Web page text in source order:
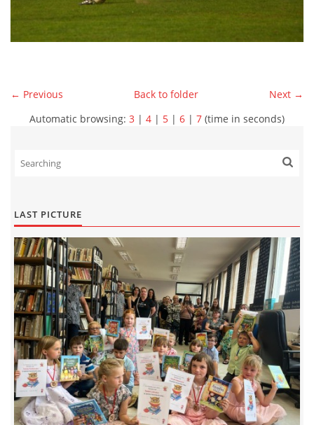
← Previous Next →
Back to folder
Automatic browsing: 3 | 4 | 5 | 6 | 7 (time in seconds)
LAST PICTURE